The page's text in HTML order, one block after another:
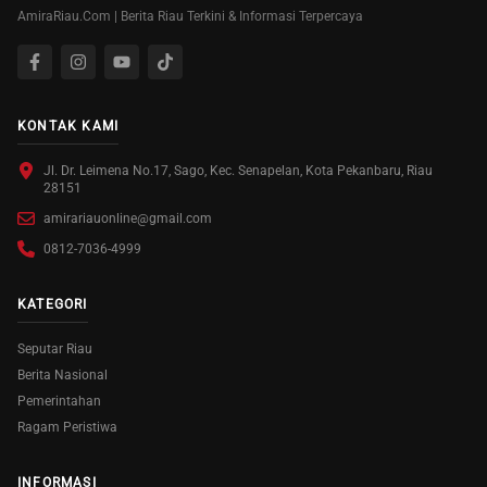
AmiraRiau.Com | Berita Riau Terkini & Informasi Terpercaya
KONTAK KAMI
Jl. Dr. Leimena No.17, Sago, Kec. Senapelan, Kota Pekanbaru, Riau
28151
amirariauonline@gmail.com
0812-7036-4999
KATEGORI
Seputar Riau
Berita Nasional
Pemerintahan
Ragam Peristiwa
INFORMASI